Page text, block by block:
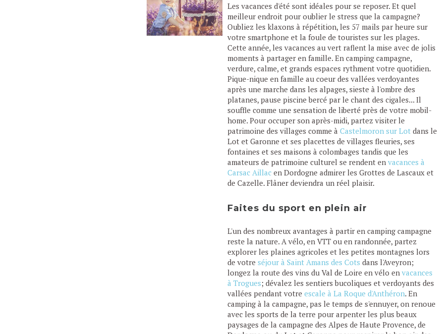
Les vacances d'été sont idéales pour se reposer. Et quel
meilleur endroit pour oublier le stress que la campagne?
Oubliez les klaxons à répétition, les 57 mails par heure sur
votre smartphone et la foule de touristes sur les plages.
Cette année, les vacances au vert raflent la mise avec de jolis
moments à partager en famille. En camping campagne,
verdure, calme, et grands espaces rythment votre quotidien.
Pique-nique en famille au coeur des vallées verdoyantes
après une marche dans les alpages, sieste à l'ombre des
platanes, pause piscine bercé par le chant des cigales... Il
souffle comme une sensation de liberté près de votre mobil-
home. Pour occuper son après-midi, partez visiter le
patrimoine des villages comme àCastelmoron sur Lot dans le
Lot et Garonne et ses placettes de villages fleuries, ses
fontaines et ses maisons à colombages tandis que les
amateurs de patrimoine culturel se rendent envacances à
Carsac Aillac en Dordogne admirer les Grottes de Lascaux et
de Cazelle. Flâner deviendra un réel plaisir.
Faites du sport en plein air
L'un des nombreux avantages à partir en camping campagne
reste la nature. A vélo, en VTT ou en randonnée, partez
explorer les plaines agricoles et les petites montagnes lors
de votreséjour à Saint Amans des Cots dans l'Aveyron;
longez la route des vins du Val de Loire en vélo envacances
à Trogues; dévalez les sentiers bucoliques et verdoyants des
vallées pendant votreescale à La Roque d'Anthéron. En
camping à la campagne, pas le temps de s'ennuyer, on renoue
avec les sports de la terre pour arpenter les plus beaux
paysages de la campagne des Alpes de Haute Provence, de